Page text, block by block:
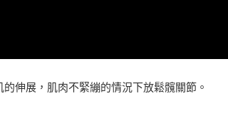
伸展，肌肉不緊繃的情況下放鬆髖關節。